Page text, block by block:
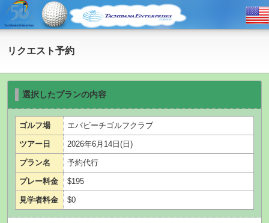
リクエスト予約
選択したプランの内容
ゴルフ場 エバビーチゴルフクラブ
ツアー日 2026年6月14日(日)
プラン名 予約代行
プレー料金 $195
見学者料金 $0